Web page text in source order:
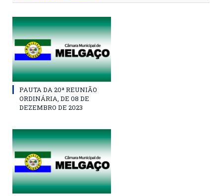
PAUTA DA 20ª REUNIÃO
ORDINÁRIA, DE 08 DE
DEZEMBRO DE 2023